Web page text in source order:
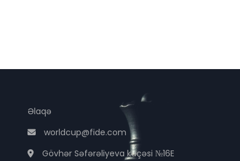
Əlaqə
worldcup@fide.com
Gövhər Səfərəliyeva küçəsi №16E